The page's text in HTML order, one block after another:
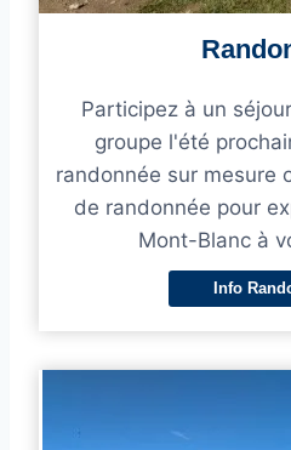
Participez à un
groupe l'été
randonnée sur mesure
de randonnée pour
Mont-Blanc à
Info